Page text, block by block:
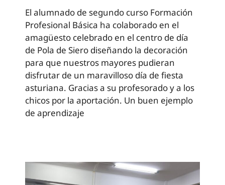
El alumnado de segundo curso Formación
Profesional Básica ha colaborado en el
amagüesto celebrado en el centro de día
de Pola de Siero diseñando la decoración
para que nuestros mayores pudieran
disfrutar de un maravilloso día de fiesta
asturiana. Gracias a su profesorado y a los
chicos por la aportación. Un buen ejemplo
de aprendizaje